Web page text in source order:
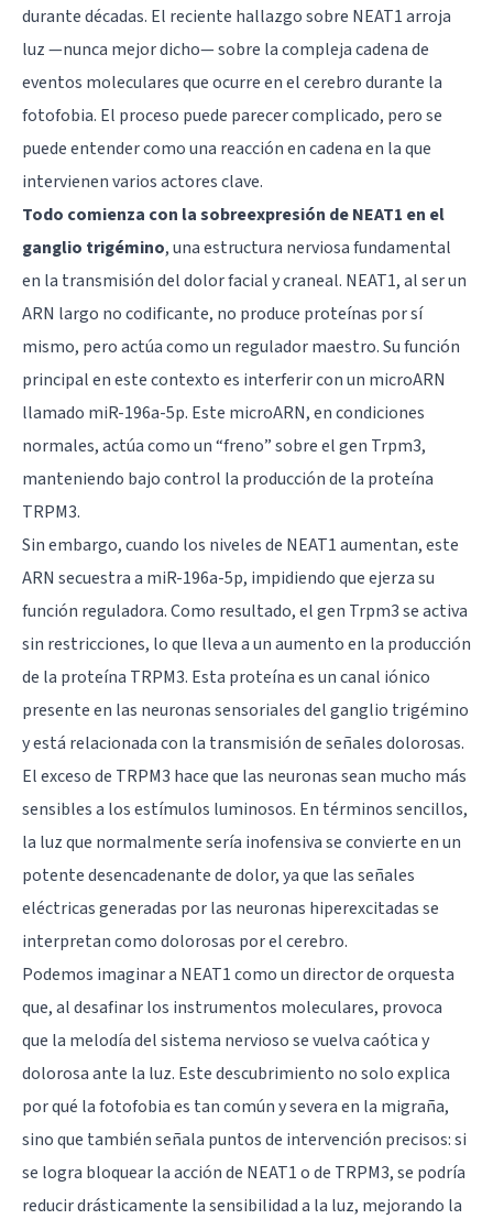
durante décadas. El reciente hallazgo sobre NEAT1 arroja
luz —nunca mejor dicho— sobre la compleja cadena de
eventos moleculares que ocurre en el cerebro durante la
fotofobia. El proceso puede parecer complicado, pero se
puede entender como una reacción en cadena en la que
intervienen varios actores clave.
Todo comienza con la sobreexpresión de NEAT1 en el
ganglio trigémino, una estructura nerviosa fundamental
en la transmisión del dolor facial y craneal. NEAT1, al ser un
ARN largo no codificante, no produce proteínas por sí
mismo, pero actúa como un regulador maestro. Su función
principal en este contexto es interferir con un microARN
llamado miR-196a-5p. Este microARN, en condiciones
normales, actúa como un “freno” sobre el gen Trpm3,
manteniendo bajo control la producción de la proteína
TRPM3.
Sin embargo, cuando los niveles de NEAT1 aumentan, este
ARN secuestra a miR-196a-5p, impidiendo que ejerza su
función reguladora. Como resultado, el gen Trpm3 se activa
sin restricciones, lo que lleva a un aumento en la producción
de la proteína TRPM3. Esta proteína es un canal iónico
presente en las neuronas sensoriales del ganglio trigémino
y está relacionada con la transmisión de señales dolorosas.
El exceso de TRPM3 hace que las neuronas sean mucho más
sensibles a los estímulos luminosos. En términos sencillos,
la luz que normalmente sería inofensiva se convierte en un
potente desencadenante de dolor, ya que las señales
eléctricas generadas por las neuronas hiperexcitadas se
interpretan como dolorosas por el cerebro.
Podemos imaginar a NEAT1 como un director de orquesta
que, al desafinar los instrumentos moleculares, provoca
que la melodía del sistema nervioso se vuelva caótica y
dolorosa ante la luz. Este descubrimiento no solo explica
por qué la fotofobia es tan común y severa en la migraña,
sino que también señala puntos de intervención precisos: si
se logra bloquear la acción de NEAT1 o de TRPM3, se podría
reducir drásticamente la sensibilidad a la luz, mejorando la